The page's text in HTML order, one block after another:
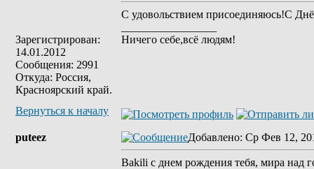
Зарегистрирован:
14.01.2012
Сообщения: 2991
Откуда: Россия,
Красноярский край.
С удовольствием присоединяюсь!С
Ничего себе,всё людям!
Вернуться к началу
puteez Добавлено: Ср Фев 12,
Bakili c днем рождения тебя, мира над